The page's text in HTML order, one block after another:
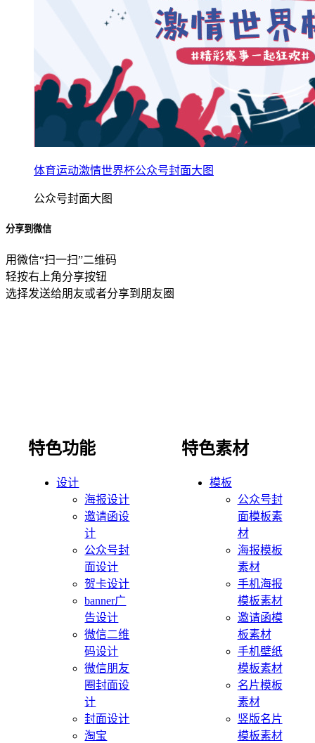
体育运动激情世界杯公众号封面大图
公众号封面大图
分享到微信
用微信“扫一扫”二维码
轻按右上角分享按钮
选择发送给朋友或者分享到朋友圈
特色功能
设计
海报设计
邀请函设
计
公众号封
面设计
贺卡设计
banner广
告设计
微信二维
码设计
微信朋友
圈封面设
计
封面设计
淘宝
特色素材
模板
公众号封
面模板素
材
海报模板
素材
手机海报
模板素材
邀请函模
板素材
手机壁纸
模板素材
名片模板
素材
竖版名片
模板素材